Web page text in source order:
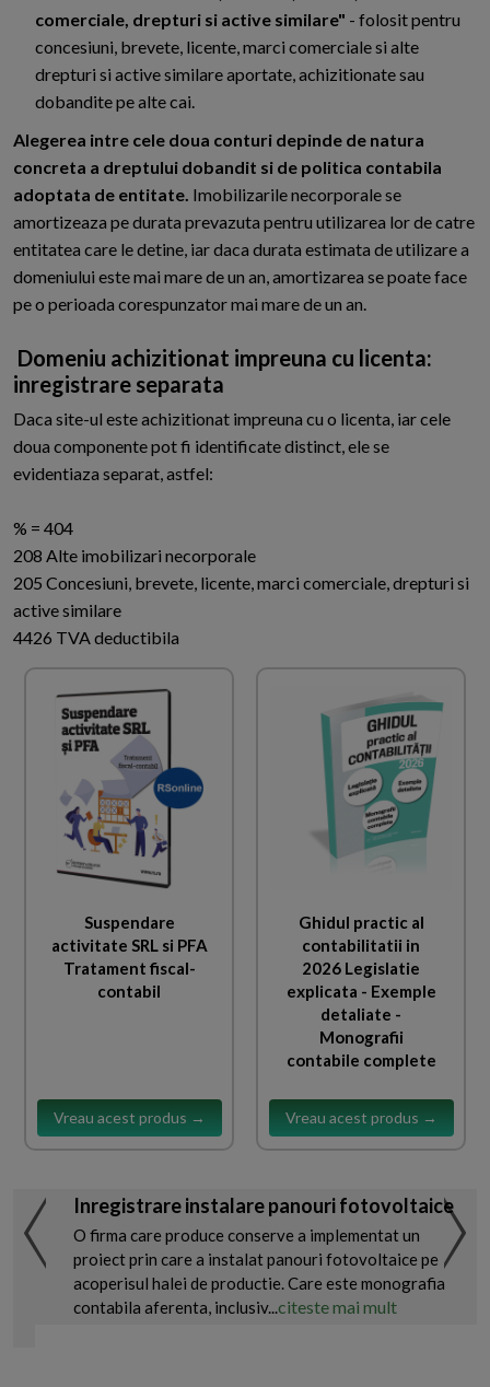
comerciale, drepturi si active similare" - folosit pentru
concesiuni, brevete, licente, marci comerciale si alte
drepturi si active similare aportate, achizitionate sau
dobandite pe alte cai.
Alegerea intre cele doua conturi depinde de natura
concreta a dreptului dobandit si de politica contabila
adoptata de entitate. Imobilizarile necorporale se
amortizeaza pe durata prevazuta pentru utilizarea lor de catre
entitatea care le detine, iar daca durata estimata de utilizare a
domeniului este mai mare de un an, amortizarea se poate face
pe o perioada corespunzator mai mare de un an.
Domeniu achizitionat impreuna cu licenta:
inregistrare separata
Daca site-ul este achizitionat impreuna cu o licenta, iar cele
doua componente pot fi identificate distinct, ele se
evidentiaza separat, astfel:
% = 404
208 Alte imobilizari necorporale
205 Concesiuni, brevete, licente, marci comerciale, drepturi si
active similare
4426 TVA deductibila
Suspendare
activitate SRL si PFA
Tratament fiscal-
contabil
Vreau acest produs →
Ghidul practic al
contabilitatii in
2026 Legislatie
explicata - Exemple
detaliate -
Monografii
contabile complete
Vreau acest produs →
Inregistrare instalare panouri fotovoltaice
O firma care produce conserve a implementat un
proiect prin care a instalat panouri fotovoltaice pe
acoperisul halei de productie. Care este monografia
contabila aferenta, inclusiv...citeste mai mult